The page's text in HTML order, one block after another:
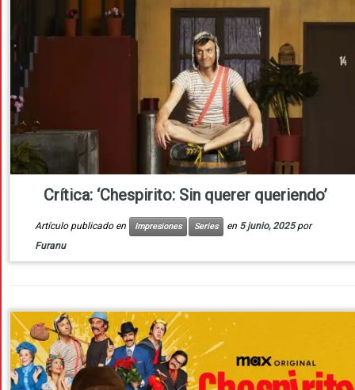
Crítica: ‘Chespirito: Sin querer queriendo’
Artículo publicado en Impresiones Series en 5 junio, 2025 por
Furanu